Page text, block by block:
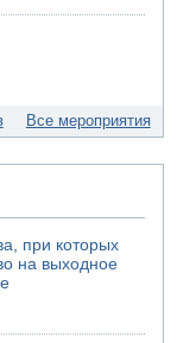
и серьезно
Все мероприятия
при которых
на выходное